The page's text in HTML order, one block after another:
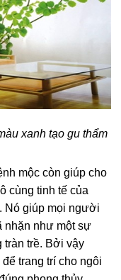
xanh tạo gu thẩm
mộc còn giúp cho
cùng tinh tế của
Nó giúp mọi người
nhặn như một sự
tràn trề. Bởi vậy
trang trí cho ngôi